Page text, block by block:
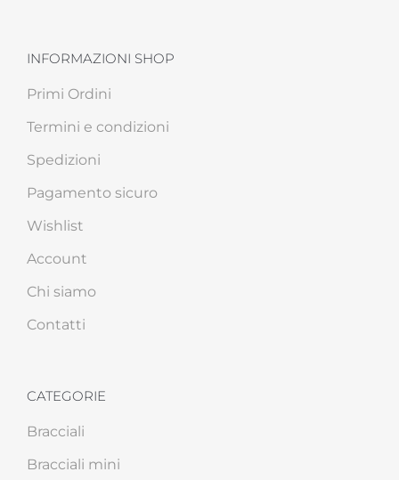
INFORMAZIONI SHOP
Primi Ordini
Termini e condizioni
Spedizioni
Pagamento sicuro
Wishlist
Account
Chi siamo
Contatti
CATEGORIE
Bracciali
Bracciali mini